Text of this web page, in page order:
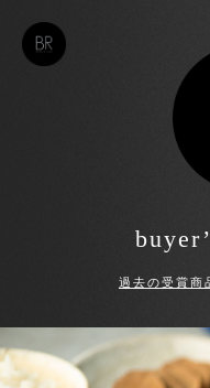
過去の受賞商